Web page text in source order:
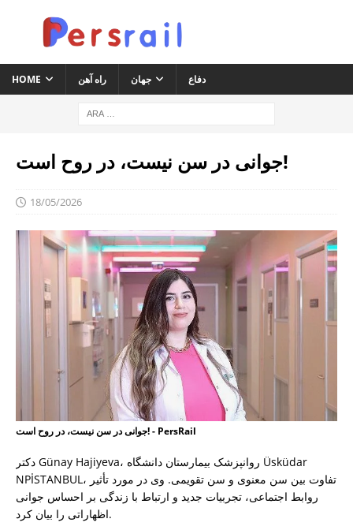
HOME راه آهن جهان دفاع
جوانی در سن نیست، در روح است!
18/05/2026
جوانی در سن نیست، در روح است! - PersRail
دکتر Günay Hajiyeva، روانپزشک بیمارستان دانشگاه Üsküdar
NPİSTANBUL، تفاوت بین سن معنوی و سن تقویمی. وی در مورد تأثیر
روابط اجتماعی، تجربیات جدید و ارتباط با زندگی بر احساس جوانی
اظهاراتی را بیان کرد.